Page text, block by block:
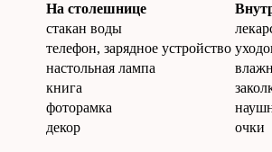
На столешнице
стакан воды
телефон, зарядное устройство
настольная лампа
книга
фоторамка
декор
очки